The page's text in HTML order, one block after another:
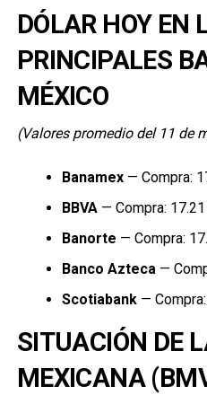
DÓLAR HOY EN
PRINCIPALES
MÉXICO
(Valores promedio del 11 de
Banamex— Compra:
BBVA— Compra: 17.21
Banorte — Compra:
Banco Azteca—
Scotiabank— Compra:
SITUACIÓN DE
MEXICANA